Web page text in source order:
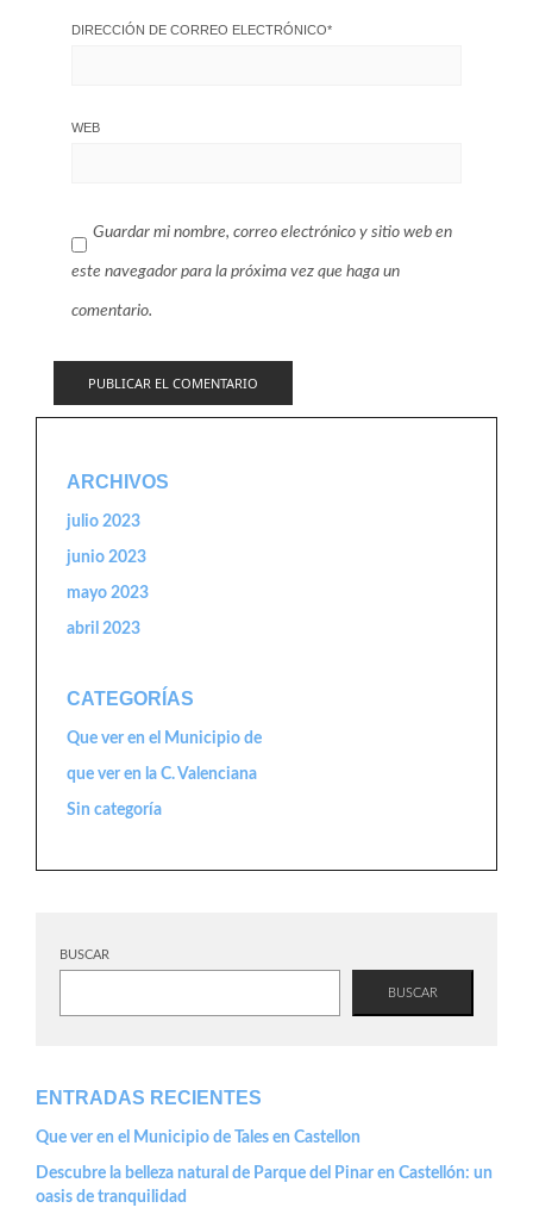
DIRECCIÓN DE CORREO ELECTRÓNICO*
WEB
Guardar mi nombre, correo electrónico y sitio web en
este navegador para la próxima vez que haga un
comentario.
ARCHIVOS
julio 2023
junio 2023
mayo 2023
abril 2023
CATEGORÍAS
Que ver en el Municipio de
que ver en la C. Valenciana
Sin categoría
BUSCAR
BUSCAR
ENTRADAS RECIENTES
Que ver en el Municipio de Tales en Castellon
Descubre la belleza natural de Parque del Pinar en Castellón: un
oasis de tranquilidad